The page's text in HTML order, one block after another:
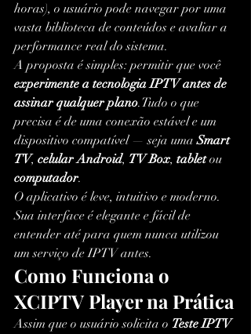
horas), o usuário pode navegar por uma
vasta biblioteca de conteúdos e avaliar a
performance real do sistema.
A proposta é simples: permitir que você
experimente a tecnologia IPTV antes de
assinar qualquer plano.Tudo o que
precisa é de uma conexão estável e um
dispositivo compatível — seja uma Smart
TV, celular Android, TV Box, tablet ou
computador.
O aplicativo é leve, intuitivo e moderno.
Sua interface é elegante e fácil de
entender até para quem nunca utilizou
um serviço de IPTV antes.
Como Funciona o
XCIPTV Player na Prática
Assim que o usuário solicita o Teste IPTV